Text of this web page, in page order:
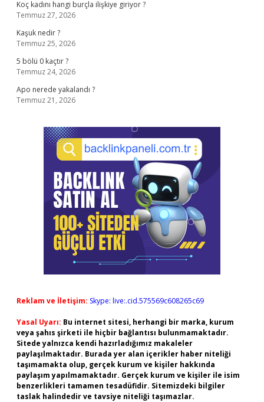
Koç kadını hangi burçla ilişkiye giriyor ?
Temmuz 27, 2026
Kaşuk nedir ?
Temmuz 25, 2026
5 bölü 0 kaçtır ?
Temmuz 24, 2026
Apo nerede yakalandı ?
Temmuz 21, 2026
Reklam ve İletişim: Skype: live:.cid.575569c608265c69
Yasal Uyarı: Bu internet sitesi, herhangi bir marka, kurum
veya şahıs şirketi ile hiçbir bağlantısı bulunmamaktadır.
Sitede yalnızca kendi hazırladığımız makaleler
paylaşılmaktadır. Burada yer alan içerikler haber niteliği
taşımamakta olup, gerçek kurum ve kişiler hakkında
paylaşım yapılmamaktadır. Gerçek kurum ve kişiler ile isim
benzerlikleri tamamen tesadüfidir. Sitemizdeki bilgiler
taslak halindedir ve tavsiye niteliği taşımazlar.